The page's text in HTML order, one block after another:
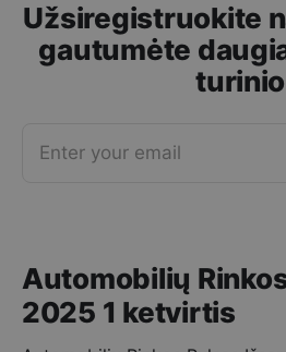
Užsiregistruokite
gautumėte
Enter your email
Automobilių
2025 1 ketvirtis